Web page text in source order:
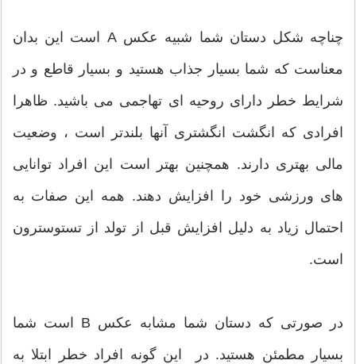
چناچه شکل دستان شما شبیه عکس A است این بدان
معناست که شما بسیار جذاب هستید و بسیار قاطع و در
شرایط خطر دارای روحیه ای تهاجمی می باشید. ظاهرا
افرادی که انگشت انگشتری آنها بلندتر است ، وضعیت
مالی بهتری دارند. همچنین بهتر است این افراد توانایی
های ورزشی خود را افزایش دهند. همه این صفات به
احتمال زیاد به دلیل افزایش قبل از تولد از تستوسترون
است.
در صورتی که دستان شما مشابه عکس B است شما
بسیار مطمئن هستید. در این گونه افراد خطر ابتلا به